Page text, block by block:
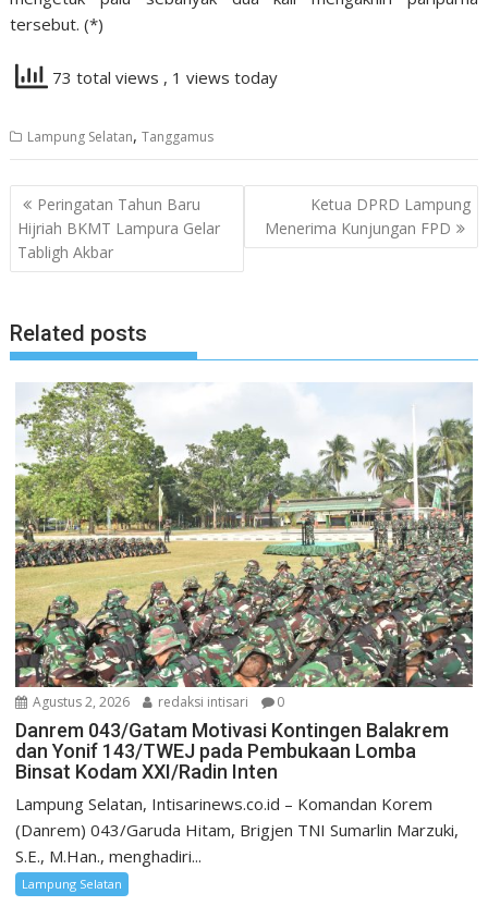
tersebut. (*)
73 total views , 1 views today
Lampung Selatan,Tanggamus
Navigasi
pos
Peringatan Tahun Baru
Hijriah BKMT Lampura Gelar
Tabligh Akbar
Ketua DPRD Lampung
Menerima Kunjungan FPD
Related posts
Agustus 2, 2026 redaksi intisari 0
Danrem 043/Gatam Motivasi Kontingen Balakrem
dan Yonif 143/TWEJ pada Pembukaan Lomba
Binsat Kodam XXI/Radin Inten
Lampung Selatan, Intisarinews.co.id – Komandan Korem
(Danrem) 043/Garuda Hitam, Brigjen TNI Sumarlin Marzuki,
S.E., M.Han., menghadiri...
Lampung Selatan